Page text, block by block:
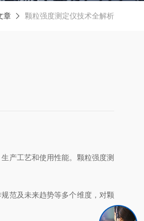
章 颗粒强度测定仪技术全解析
产工艺和使用性能。颗粒强度测
范及未来趋势等多个维度，对颗